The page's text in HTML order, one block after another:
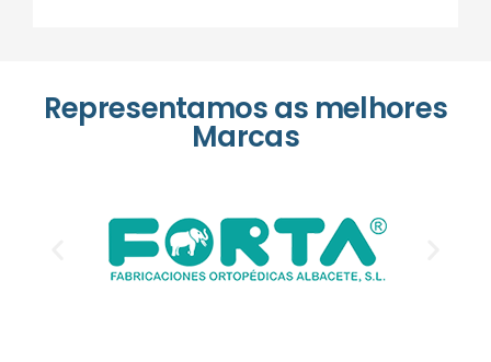
Representamos as melhores
Marcas